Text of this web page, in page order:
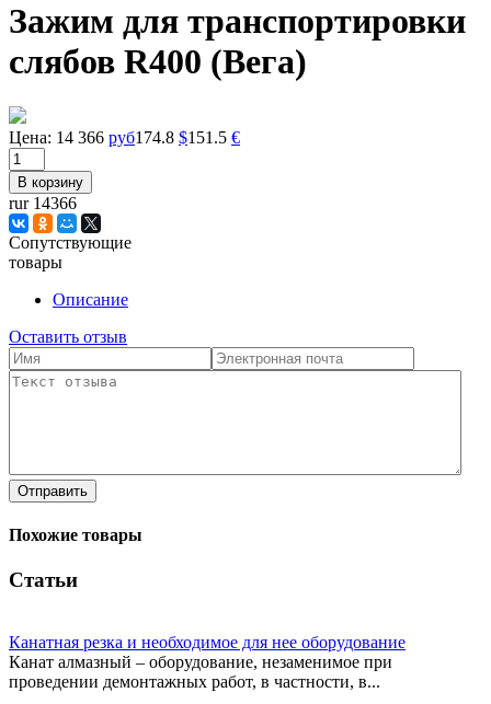
Зажим для транспортировки
слябов R400 (Вега)
Цена: 14 366 руб174.8 $151.5 €
rur 14366
Сопутствующие
товары
Описание
Оставить отзыв
Отправить
Похожие товары
Статьи
Канатная резка и необходимое для нее оборудование
Канат алмазный – оборудование, незаменимое при
проведении демонтажных работ, в частности, в...